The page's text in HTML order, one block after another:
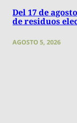
Del 17 de
de residuos
AGOSTO 5, 2026